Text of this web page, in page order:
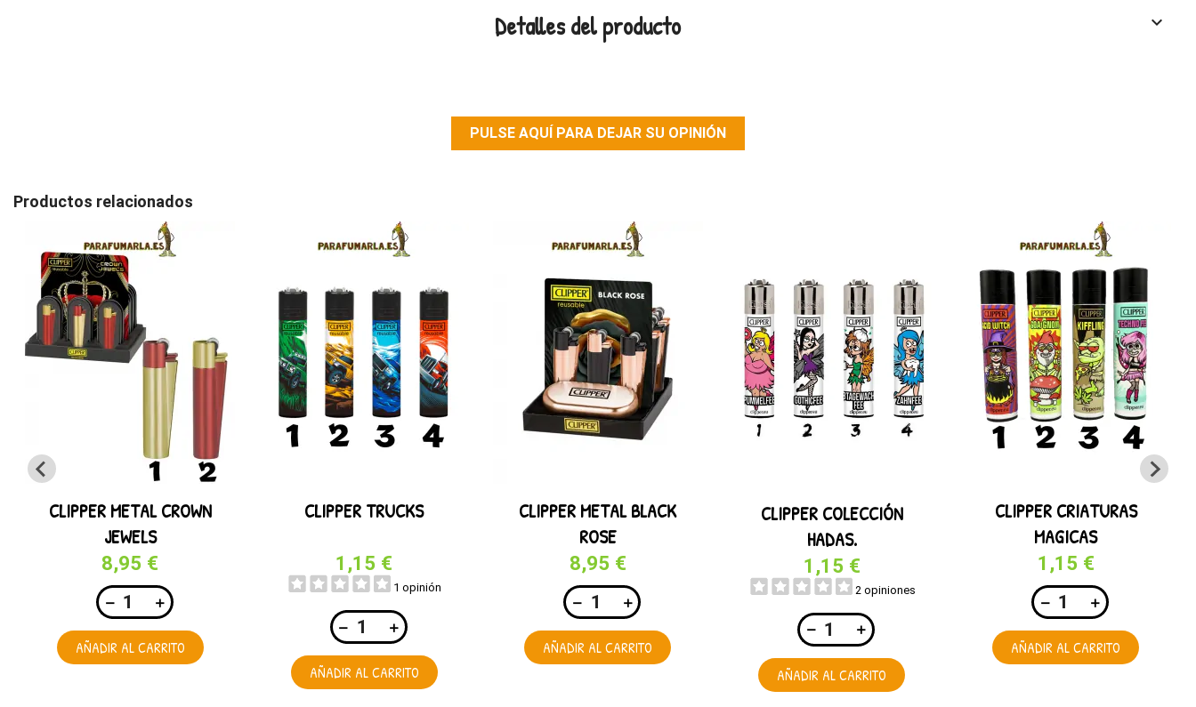
Detalles del producto keyboard_arrow_down
PULSE AQUÍ PARA DEJAR SU OPINIÓN
Productos relacionados
CLIPPER METAL CROWN
JEWELS
8,95 €
AÑADIR AL CARRITO
CLIPPER TRUCKS
1,15 €
1 opinión
AÑADIR AL CARRITO
CLIPPER METAL BLACK
ROSE
8,95 €
AÑADIR AL CARRITO
CLIPPER COLECCIÓN
HADAS.
1,15 €
2 opiniones
AÑADIR AL CARRITO
CLIPPER CRIATURAS
MAGICAS
1,15 €
AÑADIR AL CARRITO